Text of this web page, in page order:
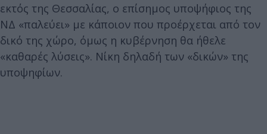
εκτός της Θεσσαλίας, ο επίσημος υποψήφιος της
ΝΔ «παλεύει» με κάποιον που προέρχεται από τον
δικό της χώρο, όμως η κυβέρνηση θα ήθελε
«καθαρές λύσεις». Νίκη δηλαδή των «δικών» της
υποψηφίων.